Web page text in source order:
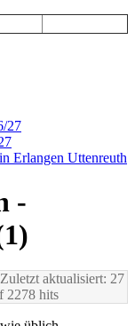
27
Erlangen Uttenreuth
-
Zuletzt aktualisiert: 27
2278 hits